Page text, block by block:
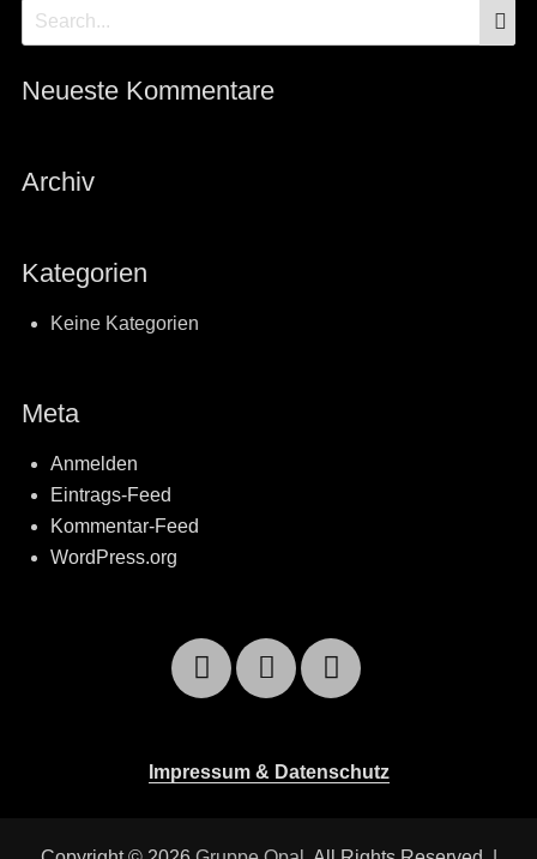
Search
for:
Neueste Kommentare
Archiv
Kategorien
Keine Kategorien
Meta
Anmelden
Eintrags-Feed
Kommentar-Feed
WordPress.org
Facebook
Email YouTube
Impressum & Datenschutz